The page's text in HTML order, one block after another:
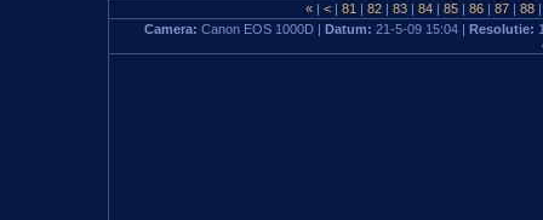
« | < | 81 | 82 | 83 | 84 | 85 | 86 | 87 | 88 |
Camera: Canon EOS 1000D | Datum: 21-5-09 15:04 | Resolutie: